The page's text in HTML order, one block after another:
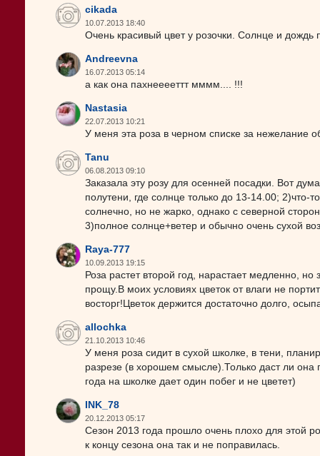
cikada
10.07.2013 18:40
Очень красивый цвет у розочки. Солнце и дождь
Andreevna
16.07.2013 05:14
а как она пахнееееттт мммм.... !!!
Nastasia
22.07.2013 10:21
У меня эта роза в черном списке за нежелание
Tanu
06.08.2013 09:10
Заказала эту розу для осенней посадки. Вот
полутени, где солнце только до 13-14.00; 2)что-
солнечно, но не жарко, однако с северной
3)полное солнце+ветер и обычно очень сухой
Raya-777
10.09.2013 19:15
Роза растет второй год, нарастает медленно,
прощу.В моих условиях цветок от влаги не
восторг!Цветок держится достаточно долго,
allochka
21.10.2013 10:46
У меня роза сидит в сухой школке, в тени,
разрезе (в хорошем смысле).Только даст ли
года на школке дает один побег и не цветет)
INK_78
20.12.2013 05:17
Сезон 2013 года прошло очень плохо для этой
к концу сезона она так и не поправилась.